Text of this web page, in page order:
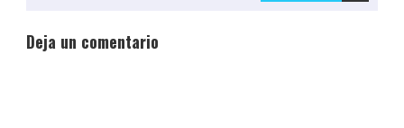
Deja un comentario